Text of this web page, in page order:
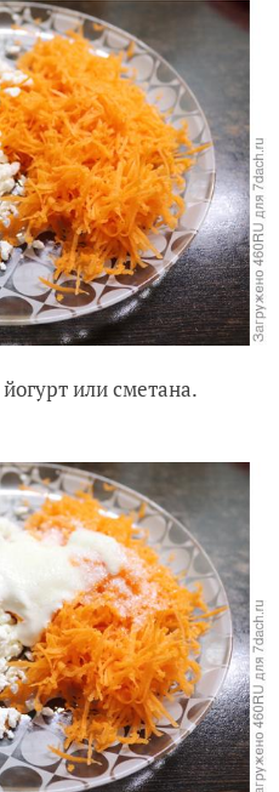
или сметана.